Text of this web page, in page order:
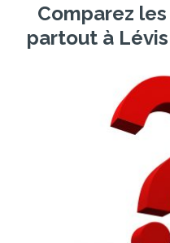
Comparez
partout à